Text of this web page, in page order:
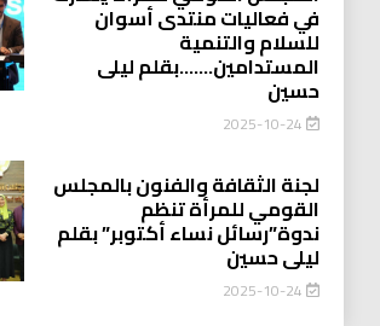
في فعاليات منتدى أسوان
للسلام والتنمية
المستدامين…….بقلم ليلى
حسين
2025-10-24
لجنة الثقافة والفنون بالمجلس
القومي للمرأة تنظم
ندوة”رسائل نساء أكتوبر” بقلم
ليلى حسين
2025-10-24